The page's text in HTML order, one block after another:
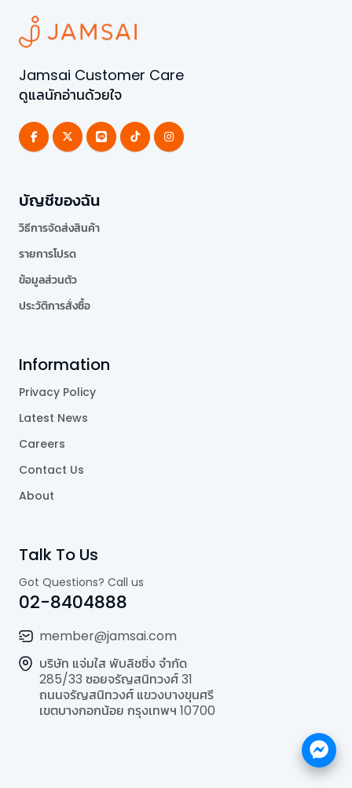
Jamsai Customer Care
ดูแลนักอ่านด้วยใจ
บัญชีของฉัน
วิธีการจัดส่งสินค้า
รายการโปรด
ข้อมูลส่วนตัว
ประวัติการสั่งซื้อ
Information
Privacy Policy
Latest News
Careers
Contact Us
About
Talk To Us
Got Questions? Call us
02-8404888
member@jamsai.com
บริษัท แจ่มใส พับลิชชิ่ง จำกัด
285/33 ซอยจรัญสนิทวงศ์ 31
ถนนจรัญสนิทวงศ์ แขวงบางขุนศรี
เขตบางกอกน้อย กรุงเทพฯ 10700